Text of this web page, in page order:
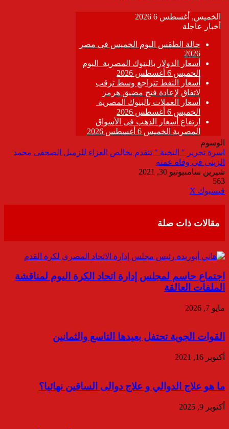
الوسوم
اسرة تحرير " النخبة " تتقدم بخالص العزاء للزميل الصحفى محمد
الزينى فى وفاة عمته
شيرين سامىيونيو 30, 2021
563
فيسبوك ‫X
مقالات ذات صلة
اجتماع حاسم لمجلس إدارة اتحاد الكرة اليوم لمناقشة
الملفات العالقة
مايو 7, 2026
القوات الجوية تحتفل بعيدها التاسع والثمانين
أكتوبر 16, 2021
ما هو علاج الدوالي و علاج دوالى الساقين نهائيا؟
أكتوبر 9, 2025